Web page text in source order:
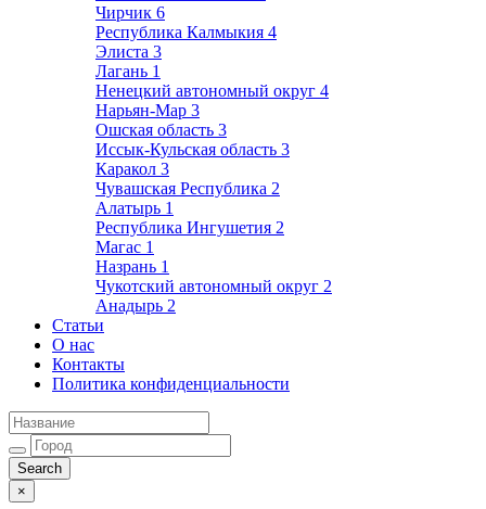
Чирчик 6
Республика Калмыкия 4
Элиста 3
Лагань 1
Ненецкий автономный округ 4
Нарьян-Мар 3
Ошская область 3
Иссык-Кульская область 3
Каракол 3
Чувашская Республика 2
Алатырь 1
Республика Ингушетия 2
Магас 1
Назрань 1
Чукотский автономный округ 2
Анадырь 2
Статьи
О нас
Контакты
Политика конфиденциальности
×